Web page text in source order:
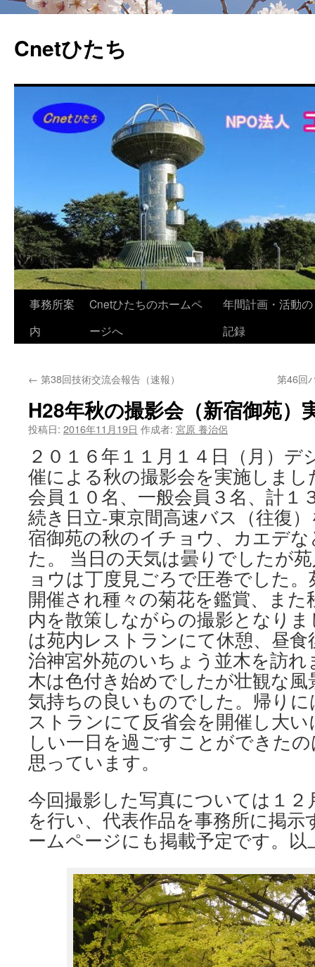
Cnetひたち
コ
ン
へ
ッ
プ
事務所案
内
Cnetひたちのホームペ
ージへ
年間計画・活動の
記録
← 第38回技術交流会報告（速報） 第46回
H28年秋の撮影会（新宿御苑）
投稿日: 2016年11月19日 作成者: 宮原 養治侶
２０１６年１１月１４日（月）デ
催による秋の撮影会を実施しまし
会員１０名、一般会員３名、計１
続き日立-東京間高速バス（往復
宿御苑の秋のイチョウ、カエデ
た。 当日の天気は曇りでしたが
ョウは丁度見ごろで圧巻でした
開催され種々の菊花を鑑賞、ま
内を散策しながらの撮影となり
は苑内レストランにて休憩、昼
治神宮外苑のいちょう並木を訪
木は色付き始めでしたが壮観な
気持ちの良いものでした。帰り
ストランにて反省会を開催し大
しい一日を過ごすことができた
思っています。
今回撮影した写真については１２
を行い、代表作品を事務所に掲示
ームページにも掲載予定です。以